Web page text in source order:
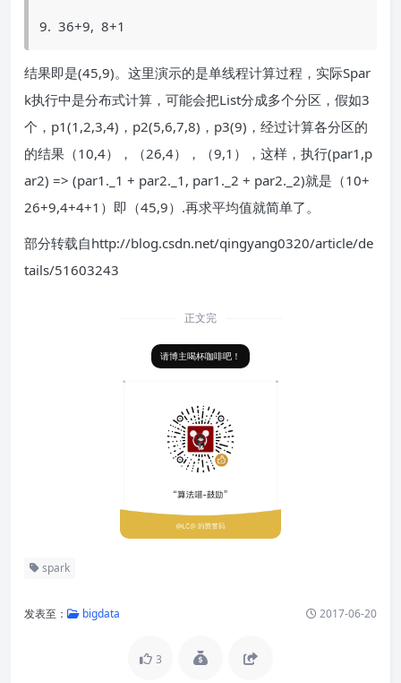
9. 36+9, 8+1
结果即是(45,9)。这里演示的是单线程计算过程，实际Spar
k执行中是分布式计算，可能会把List分成多个分区，假如3
个，p1(1,2,3,4)，p2(5,6,7,8)，p3(9)，经过计算各分区的
的结果（10,4），（26,4），（9,1），这样，执行(par1,p
ar2) => (par1._1 + par2._1, par1._2 + par2._2)就是（10+
26+9,4+4+1）即（45,9）.再求平均值就简单了。
部分转载自http://blog.csdn.net/qingyang0320/article/de
tails/51603243
正文完
请博主喝杯咖啡吧！
spark
发表至： bigdata 2017-06-20
3